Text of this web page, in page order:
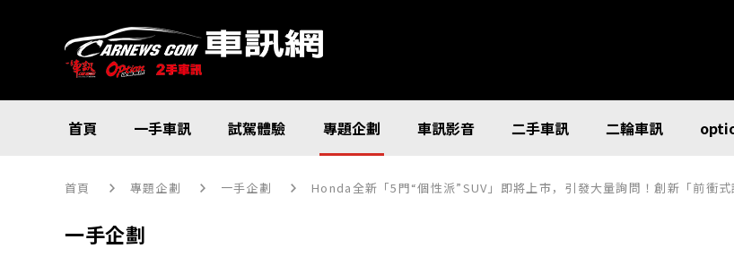
首頁 一手車訊 試駕體驗 專題企劃 車訊影音 二手車訊 二輪車訊
首頁 專題企劃 一手企劃 Honda全新「5門“個性派”SUV」即將上市，引發大量詢問！創新「前衝式設計」
一手企劃